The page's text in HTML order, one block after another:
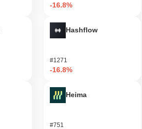
-16.8%
Hashflow
#1271
-16.8%
Heima
#751